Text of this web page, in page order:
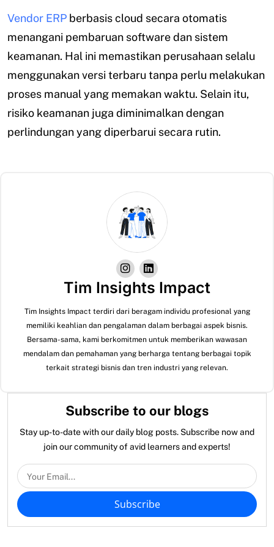
Vendor ERP berbasis cloud secara otomatis
menangani pembaruan software dan sistem
keamanan. Hal ini memastikan perusahaan selalu
menggunakan versi terbaru tanpa perlu melakukan
proses manual yang memakan waktu. Selain itu,
risiko keamanan juga diminimalkan dengan
perlindungan yang diperbarui secara rutin.
Tim Insights Impact
Tim Insights Impact terdiri dari beragam individu profesional yang
memiliki keahlian dan pengalaman dalam berbagai aspek bisnis.
Bersama-sama, kami berkomitmen untuk memberikan wawasan
mendalam dan pemahaman yang berharga tentang berbagai topik
terkait strategi bisnis dan tren industri yang relevan.
Subscribe to our blogs
Stay up-to-date with our daily blog posts. Subscribe now and
join our community of avid learners and experts!
Subscribe